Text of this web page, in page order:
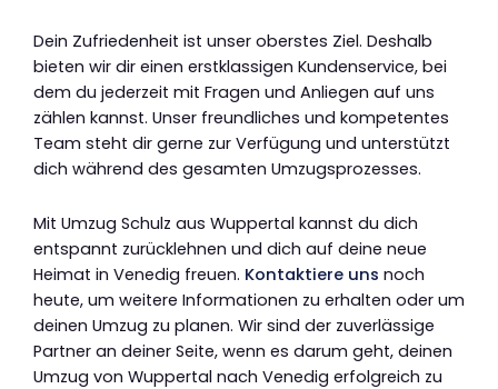
Dein Zufriedenheit ist unser oberstes Ziel. Deshalb
bieten wir dir einen erstklassigen Kundenservice, bei
dem du jederzeit mit Fragen und Anliegen auf uns
zählen kannst. Unser freundliches und kompetentes
Team steht dir gerne zur Verfügung und unterstützt
dich während des gesamten Umzugsprozesses.
Mit Umzug Schulz aus Wuppertal kannst du dich
entspannt zurücklehnen und dich auf deine neue
Heimat in Venedig freuen. Kontaktiere uns noch
heute, um weitere Informationen zu erhalten oder um
deinen Umzug zu planen. Wir sind der zuverlässige
Partner an deiner Seite, wenn es darum geht, deinen
Umzug von Wuppertal nach Venedig erfolgreich zu